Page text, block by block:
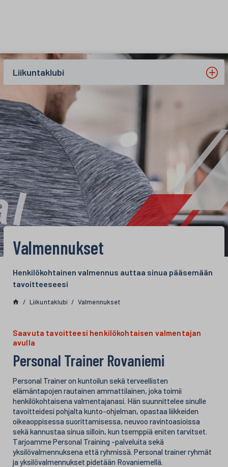
Siirry sisältöön
Valmennukset
Henkilökohtainen valmennus auttaa sinua pääsemään
tavoitteeseesi
Liikuntaklubi Valmennukset
Liikuntaklubi
Saavuta tavoitteesi henkilökohtaisen valmentajan
avulla
Personal Trainer Rovaniemi
Personal Trainer on kuntoilun sekä terveellisten
elämäntapojen rautainen ammattilainen, joka toimii
henkilökohtaisena valmentajanasi. Hän suunnittelee sinulle
tavoitteidesi pohjalta kunto-ohjelman, opastaa liikkeiden
oikeaoppisessa suorittamisessa, neuvoo ravintoasioissa
sekä kannustaa sinua silloin, kun tsemppiä eniten tarvitset.
Tarjoamme Personal Training -palveluita sekä
yksilövalmennuksena että ryhmissä. Personal trainer ryhmät
ja yksilövalmennukset pidetään Rovaniemellä.